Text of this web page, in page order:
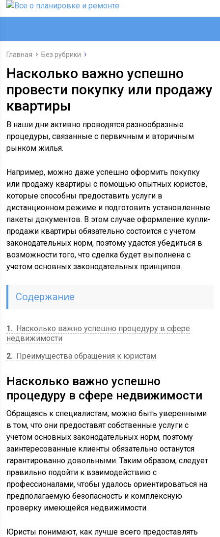
Главная Без рубрики
Насколько важно успешно
провести покупку или продажу
квартиры
В наши дни активно проводятся разнообразные
процедуры, связанные с первичным и вторичным
рынком жилья.
Например, можно даже успешно оформить покупку
или продажу квартиры с помощью опытных юристов,
которые способны предоставить услуги в
дистанционном режиме и подготовить установленные
пакеты документов. В этом случае оформление купли-
продажи квартиры обязательно состоится с учетом
законодательных норм, поэтому удастся убедиться в
возможности того, что сделка будет выполнена с
учетом основных законодательных принципов.
Содержание
1
Насколько важно успешно процедуру в сфере
недвижимости
2
Преимущества обращения к юристам
Насколько важно успешно
процедуру в сфере недвижимости
Обращаясь к специалистам, можно быть уверенными
в том, что они предоставят собственные услуги с
учетом основных законодательных норм, поэтому
заинтересованные клиенты обязательно останутся
гарантированно довольными. Таким образом, следует
правильно подойти к взаимодействию с
профессионалами, чтобы удалось ориентироваться на
предполагаемую безопасность и комплексную
проверку имеющейся недвижимости.
Юристы понимают, как лучше всего предоставлять